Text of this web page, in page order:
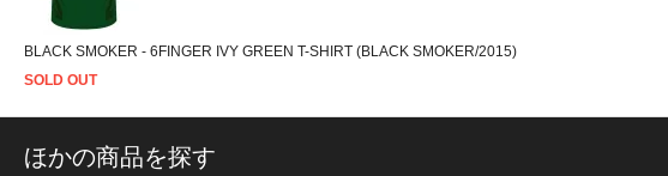
BLACK SMOKER - 6FINGER IVY GREEN T-SHIRT (BLACK SMOKER/2015)
SOLD OUT
ほかの商品を探す